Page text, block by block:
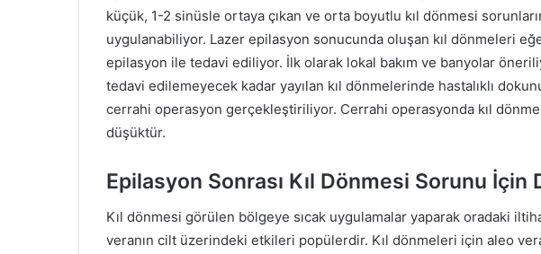
küçük, 1-2 sinüsle ortaya çıkan ve orta boyutlu kıl dönmesi
uygulanabiliyor. Lazer epilasyon sonucunda oluşan kıl dönmeleri
epilasyon ile tedavi ediliyor. İlk olarak lokal bakım ve banyolar
tedavi edilemeyecek kadar yayılan kıl dönmelerinde hastalıklı
cerrahi operasyon gerçekleştiriliyor. Cerrahi operasyonda kıl
düşüktür.
Epilasyon Sonrası Kıl Dönmesi Sorunu İçin
Kıl dönmesi görülen bölgeye sıcak uygulamalar yaparak oradaki
veranın cilt üzerindeki etkileri popülerdir. Kıl dönmeleri için aleo